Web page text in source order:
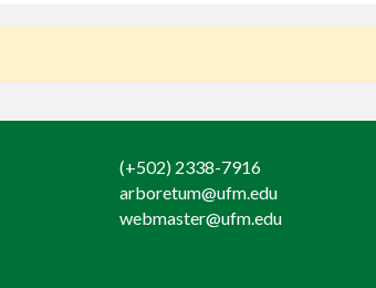
(+502) 2338-7916
arboretum@ufm.edu
webmaster@ufm.edu